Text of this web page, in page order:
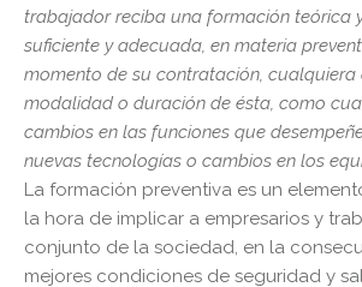
trabajador reciba una formación teórica
suficiente y adecuada, en materia
momento de su contratación, cualquiera
modalidad o duración de ésta, como
cambios en las funciones que
nuevas tecnologías o cambios en los
La formación preventiva es un
la hora de implicar a empresarios y
conjunto de la sociedad, en la
mejores condiciones de seguridad y